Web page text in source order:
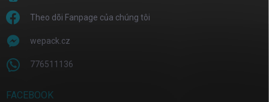
Theo dõi Fanpage của chúng tôi
wepack.cz
776511136
FACEBOOK